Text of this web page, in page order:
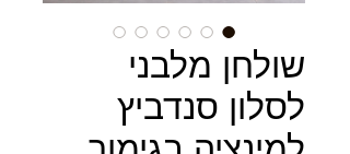
שולחן מלבני
לסלון סנדביץ